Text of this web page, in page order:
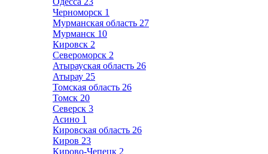
Черноморск 1
Мурманская область 27
Мурманск 10
Кировск 2
Североморск 2
Атырауская область 26
Атырау 25
Томская область 26
Томск 20
Северск 3
Асино 1
Кировская область 26
Киров 23
Кирово-Чепецк 2